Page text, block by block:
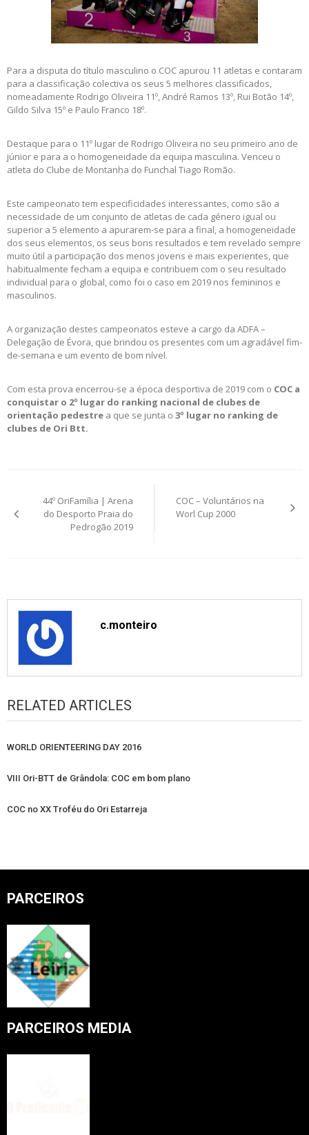
Para a disputa do título masculino o COC apurou 11 atletas e contaram
para a classificação colectiva os seus 5 melhores classificados,
nomeadamente Rodrigo Oliveira 11º, André Ramos 13º, Rui Botão 14º,
Gildo Silva 15º e Paulo Franco 18º.
Destaque para o 11º lugar de Rodrigo Oliveira no seu primeiro ano de
júnior e para a o homogeneidade da equipa masculina. Venceu o
atleta do Clube de Montanha do Funchal Tiago Romão.
Este campeonato tem especificidades interessantes, como são a
necessidade de um conjunto de atletas de cada género igual ou
superior a 5 elemento a apurarem-se para a final, a homogeneidade
dos seus elementos, os seus bons resultados e tem revelado sempre
muito útil a participação dos menos jovens e mais experientes, que
habitualmente fecham a equipa e contribuem com o seu resultado
individual para o global, como foi o caso em 2019 nos femininos e
masculinos.
A organização destes campeonatos esteve a cargo da ADFA –
Delegação de Évora, que brindou os presentes com um agradável fim-
de-semana e um evento de bom nível.
Com esta prova encerrou-se a época desportiva de 2019 com o COC a
conquistar o 2º lugar do ranking nacional de clubes de
orientação pedestre a que se junta o 3º lugar no ranking de
clubes de Ori Btt.
navigation
44º OriFamília | Arena
do Desporto Praia do
Pedrogão 2019
COC – Voluntários na
Worl Cup 2000
c.monteiro
RELATED ARTICLES
WORLD ORIENTEERING DAY 2016
VIII Ori-BTT de Grândola: COC em bom plano
COC no XX Troféu do Ori Estarreja
PARCEIROS
PARCEIROS MEDIA